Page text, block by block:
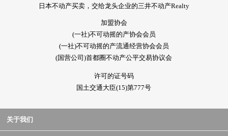
日本不动产买卖，交给龙头企业的三井不动产Realty
加盟协会
(一社)不可动摇的产协会会员
(一社)不可动摇的产流通经营协会会员
(国营公司)首都圈不动产公平交易协议会
许可的证号码
国土交通大臣(15)第777号
关于我们